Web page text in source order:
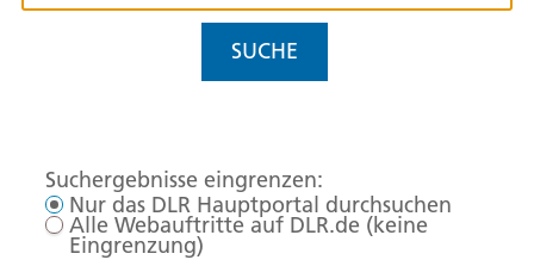
SUCHE
Suchergebnisse eingrenzen:
Nur das DLR Hauptportal durchsuchen
Alle Webauftritte auf DLR.de (keine
Eingrenzung)